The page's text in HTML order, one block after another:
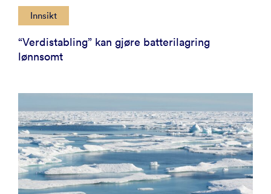
Innsikt
“Verdistabling” kan gjøre batterilagring
lønnsomt